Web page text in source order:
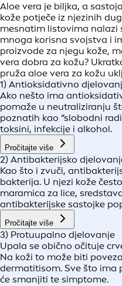
Aloe vera je biljka, a
kože potječe iz njezinih
mesnatim listovima nalazi
mnoga korisna svojstva i
proizvode za njegu kože,
vera dobra za kožu?
pruža aloe vera za kožu
1) Antioksidativno
Ako nešto ima
pomaže u neutraliziranju
poznatih kao “slobodni
toksini, infekcije i alkohol.
Pročitajte više
2) Antibakterijsko
Kao što i zvuči,
bakterija. U njezi kože
maramica za lice,
antibakterijske sastojke
Pročitajte više
3) Protuupalno djelovanje
Upala se obično očituje
Na koži to može biti
dermatitisom. Sve što ima
će smanjiti te simptome.